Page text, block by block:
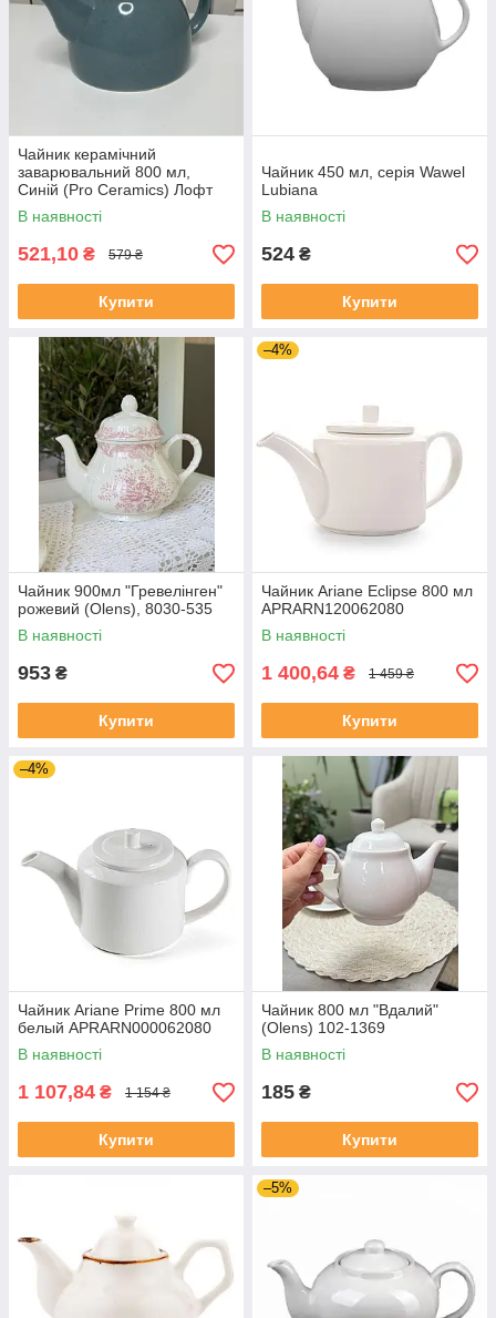
Чайник керамічний
заварювальний 800 мл,
Синій (Pro Ceramics) Лофт
В наявності
521,10 ₴ 579 ₴
Купити
Чайник 450 мл, серія Wawel
Lubiana
В наявності
524 ₴
Купити
Чайник 900мл "Гревелінген"
рожевий (Olens), 8030-535
В наявності
953 ₴
Купити
–4%
Чайник Ariane Eclipse 800 мл
APRARN120062080
В наявності
1 400,64 ₴ 1 459 ₴
Купити
–4%
Чайник Ariane Prime 800 мл
белый APRARN000062080
В наявності
1 107,84 ₴ 1 154 ₴
Купити
Чайник 800 мл "Вдалий"
(Olens) 102-1369
В наявності
185 ₴
Купити
–5%